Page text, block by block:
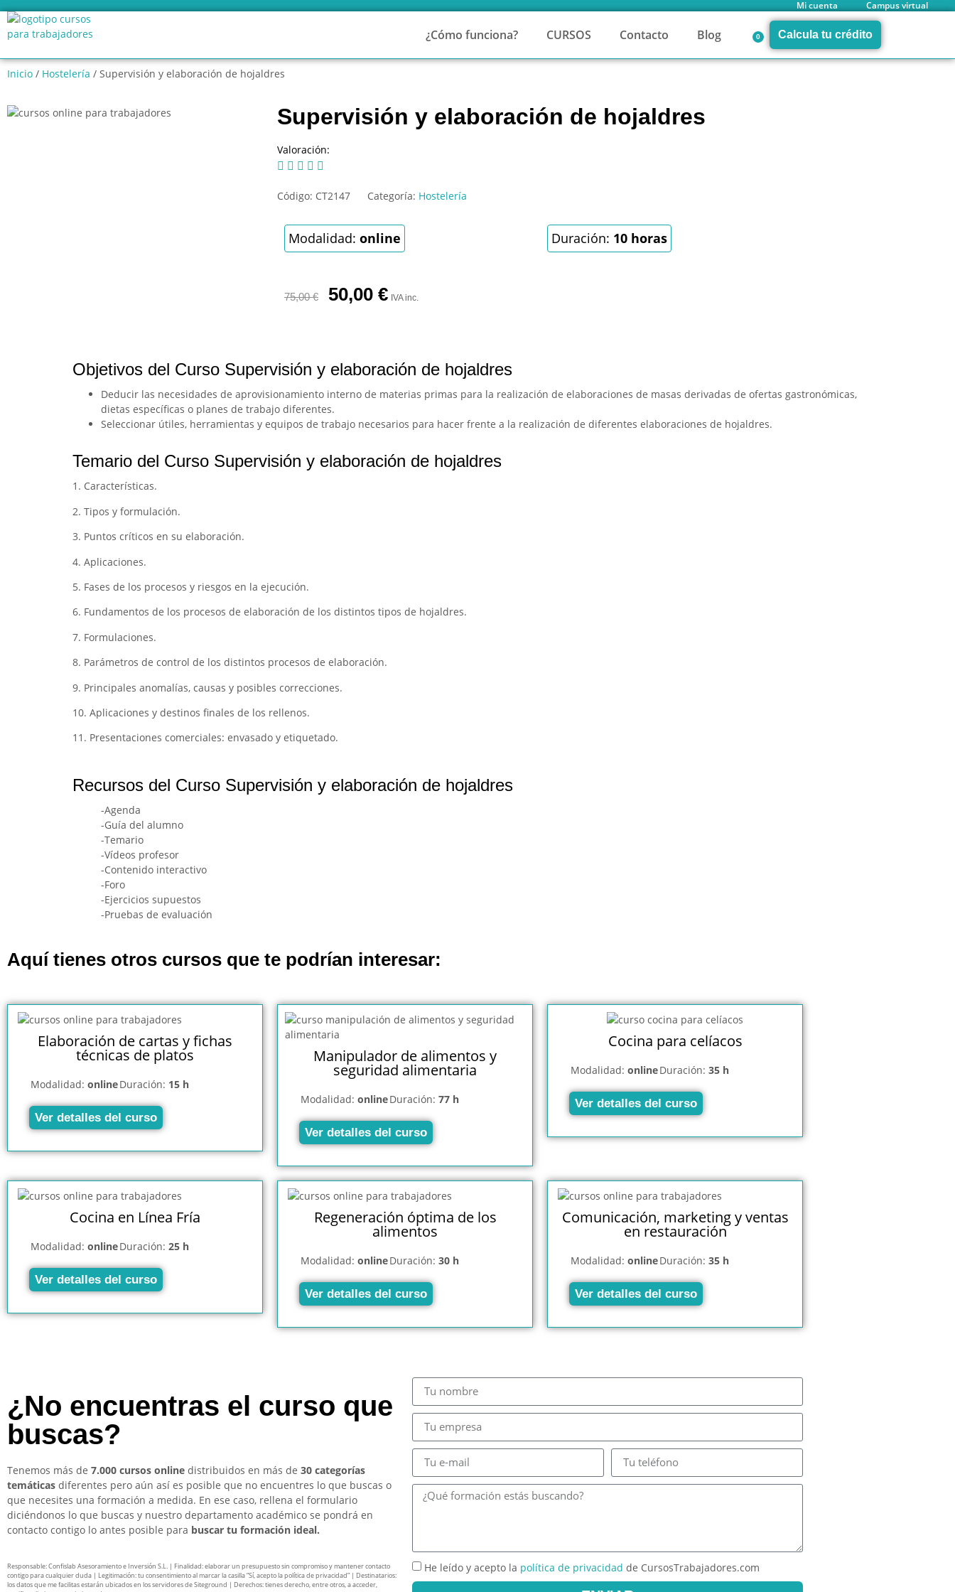
Mi cuenta Campus virtual
¿Cómo funciona? CURSOS Contacto Blog 0 Calcula tu crédito
Inicio / Hostelería / Supervisión y elaboración de hojaldres
Supervisión y elaboración de hojaldres
Valoración:
    
Código: CT2147 Categoría: Hostelería
Modalidad: online Duración: 10 horas
75,00€ 50,00 € IVA inc.
Objetivos del Curso Supervisión y elaboración de hojaldres
Deducir las necesidades de aprovisionamiento interno de materias primas para la realización de elaboraciones de masas derivadas de ofertas gastronómicas,
dietas específicas o planes de trabajo diferentes.
Seleccionar útiles, herramientas y equipos de trabajo necesarios para hacer frente a la realización de diferentes elaboraciones de hojaldres.
Temario del Curso Supervisión y elaboración de hojaldres
1. Características.
2. Tipos y formulación.
3. Puntos críticos en su elaboración.
4. Aplicaciones.
5. Fases de los procesos y riesgos en la ejecución.
6. Fundamentos de los procesos de elaboración de los distintos tipos de hojaldres.
7. Formulaciones.
8. Parámetros de control de los distintos procesos de elaboración.
9. Principales anomalías, causas y posibles correcciones.
10. Aplicaciones y destinos finales de los rellenos.
11. Presentaciones comerciales: envasado y etiquetado.
Recursos del Curso Supervisión y elaboración de hojaldres
-Agenda
-Guía del alumno
-Temario
-Vídeos profesor
-Contenido interactivo
-Foro
-Ejercicios supuestos
-Pruebas de evaluación
Aquí tienes otros cursos que te podrían interesar:
Elaboración de cartas y fichas
técnicas de platos
Modalidad: onlineDuración: 15 h
Ver detalles del curso
Manipulador de alimentos y
seguridad alimentaria
Modalidad: onlineDuración: 77 h
Ver detalles del curso
Cocina para celíacos
Modalidad: onlineDuración: 35 h
Ver detalles del curso
Cocina en Línea Fría
Modalidad: onlineDuración: 25 h
Ver detalles del curso
Regeneración óptima de los
alimentos
Modalidad: onlineDuración: 30 h
Ver detalles del curso
Comunicación, marketing y ventas
en restauración
Modalidad: onlineDuración: 35 h
Ver detalles del curso
¿No encuentras el curso que
buscas?
Tenemos más de 7.000 cursos online distribuidos en más de 30 categorías
temáticas diferentes pero aún así es posible que no encuentres lo que buscas o
que necesites una formación a medida. En ese caso, rellena el formulario
diciéndonos lo que buscas y nuestro departamento académico se pondrá en
contacto contigo lo antes posible para buscar tu formación ideal.
Responsable: Confislab Asesoramiento e Inversión S.L. | Finalidad: elaborar un presupuesto sin compromiso y mantener contacto
contigo para cualquier duda | Legitimación: tu consentimiento al marcar la casilla “Sí, acepto la política de privacidad” | Destinatarios:
los datos que me facilitas estarán ubicados en los servidores de Siteground | Derechos: tienes derecho, entre otros, a acceder,
He leído y acepto la política de privacidad de CursosTrabajadores.com